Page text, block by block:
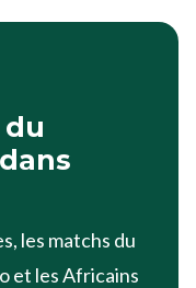
les matchs du
et les Africains